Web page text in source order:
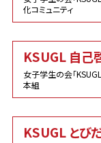
化コミュニティ
KSUGL 自己
女子学生の会「
本組
KSUGL とび